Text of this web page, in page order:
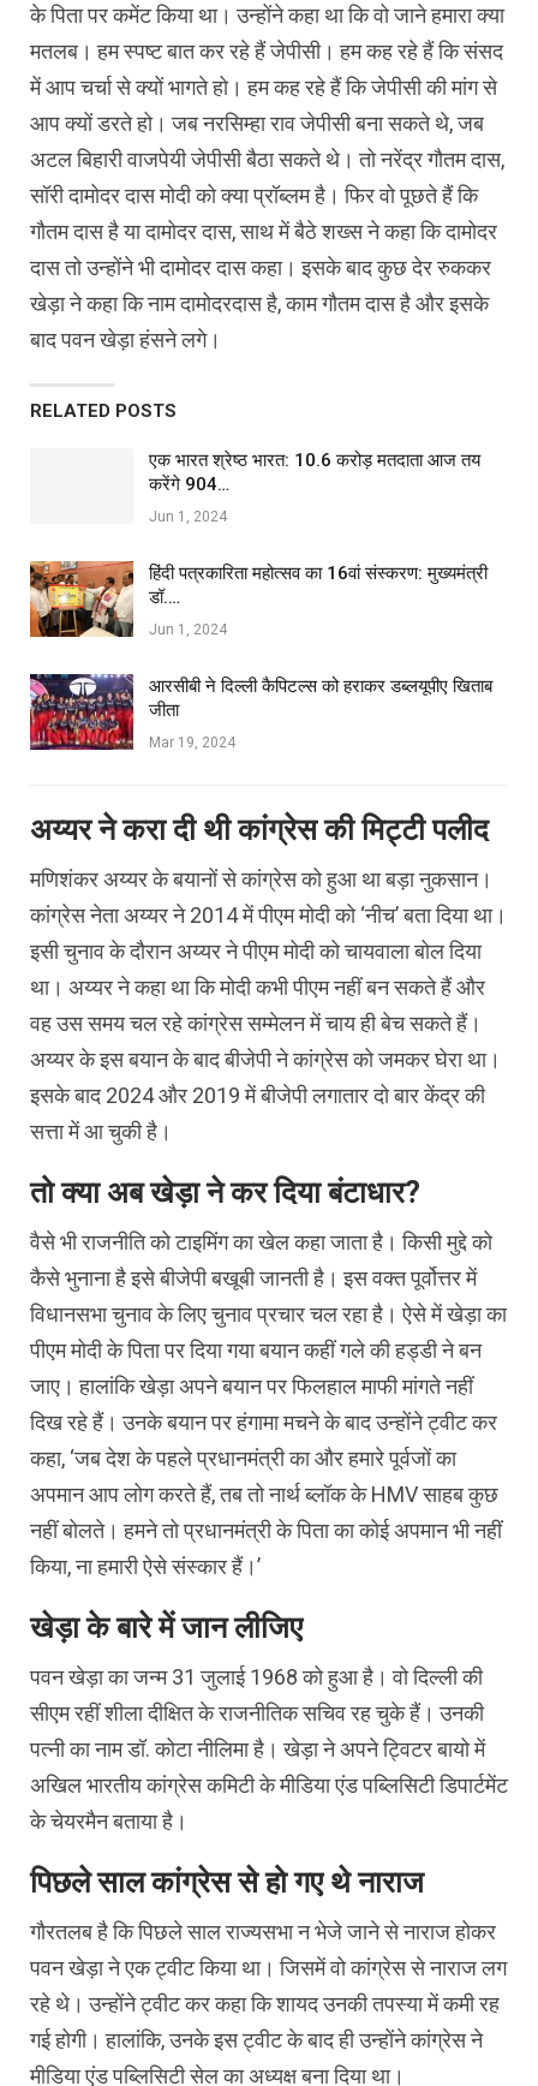
के पिता पर कमेंट किया था। उन्होंने कहा था कि वो जाने हमारा क्या
मतलब। हम स्पष्ट बात कर रहे हैं जेपीसी। हम कह रहे हैं कि संसद
में आप चर्चा से क्यों भागते हो। हम कह रहे हैं कि जेपीसी की मांग से
आप क्यों डरते हो। जब नरसिम्हा राव जेपीसी बना सकते थे, जब
अटल बिहारी वाजपेयी जेपीसी बैठा सकते थे। तो नरेंद्र गौतम दास,
सॉरी दामोदर दास मोदी को क्या प्रॉब्लम है। फिर वो पूछते हैं कि
गौतम दास है या दामोदर दास, साथ में बैठे शख्स ने कहा कि दामोदर
दास तो उन्होंने भी दामोदर दास कहा। इसके बाद कुछ देर रुककर
खेड़ा ने कहा कि नाम दामोदरदास है, काम गौतम दास है और इसके
बाद पवन खेड़ा हंसने लगे।
RELATED POSTS
एक भारत श्रेष्ठ भारत: 10.6 करोड़ मतदाता आज तय
करेंगे 904…
Jun 1, 2024
हिंदी पत्रकारिता महोत्सव का 16वां संस्करण: मुख्यमंत्री
डॉ.…
Jun 1, 2024
आरसीबी ने दिल्ली कैपिटल्स को हराकर डब्लयूपीए खिताब
जीता
Mar 19, 2024
अय्यर ने करा दी थी कांग्रेस की मिट्टी पलीद
मणिशंकर अय्यर के बयानों से कांग्रेस को हुआ था बड़ा नुकसान।
कांग्रेस नेता अय्यर ने 2014 में पीएम मोदी को ‘नीच’ बता दिया था।
इसी चुनाव के दौरान अय्यर ने पीएम मोदी को चायवाला बोल दिया
था। अय्यर ने कहा था कि मोदी कभी पीएम नहीं बन सकते हैं और
वह उस समय चल रहे कांग्रेस सम्मेलन में चाय ही बेच सकते हैं।
अय्यर के इस बयान के बाद बीजेपी ने कांग्रेस को जमकर घेरा था।
इसके बाद 2024 और 2019 में बीजेपी लगातार दो बार केंद्र की
सत्ता में आ चुकी है।
तो क्या अब खेड़ा ने कर दिया बंटाधार?
वैसे भी राजनीति को टाइमिंग का खेल कहा जाता है। किसी मुद्दे को
कैसे भुनाना है इसे बीजेपी बखूबी जानती है। इस वक्त पूर्वोत्तर में
विधानसभा चुनाव के लिए चुनाव प्रचार चल रहा है। ऐसे में खेड़ा का
पीएम मोदी के पिता पर दिया गया बयान कहीं गले की हड्डी ने बन
जाए। हालांकि खेड़ा अपने बयान पर फिलहाल माफी मांगते नहीं
दिख रहे हैं। उनके बयान पर हंगामा मचने के बाद उन्होंने ट्वीट कर
कहा, ‘जब देश के पहले प्रधानमंत्री का और हमारे पूर्वजों का
अपमान आप लोग करते हैं, तब तो नार्थ ब्लॉक के HMV साहब कुछ
नहीं बोलते। हमने तो प्रधानमंत्री के पिता का कोई अपमान भी नहीं
किया, ना हमारी ऐसे संस्कार हैं।’
खेड़ा के बारे में जान लीजिए
पवन खेड़ा का जन्म 31 जुलाई 1968 को हुआ है। वो दिल्ली की
सीएम रहीं शीला दीक्षित के राजनीतिक सचिव रह चुके हैं। उनकी
पत्नी का नाम डॉ. कोटा नीलिमा है। खेड़ा ने अपने ट्विटर बायो में
अखिल भारतीय कांग्रेस कमिटी के मीडिया एंड पब्लिसिटी डिपार्टमेंट
के चेयरमैन बताया है।
पिछले साल कांग्रेस से हो गए थे नाराज
गौरतलब है कि पिछले साल राज्यसभा न भेजे जाने से नाराज होकर
पवन खेड़ा ने एक ट्वीट किया था। जिसमें वो कांग्रेस से नाराज लग
रहे थे। उन्होंने ट्वीट कर कहा कि शायद उनकी तपस्या में कमी रह
गई होगी। हालांकि, उनके इस ट्वीट के बाद ही उन्होंने कांग्रेस ने
मीडिया एंड पब्लिसिटी सेल का अध्यक्ष बना दिया था।